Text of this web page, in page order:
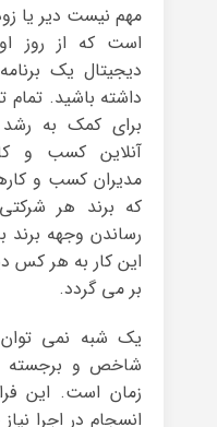
مهم نیست دیر یا
است که از روز
دیجیتال یک
داشته باشید. تمام
برای کمک به
آنلاین کسب و
مدیران کسب و
که برند هر
رساندن وجهه برند
این کار به هر کس
بر می گردد.
یک شبه نمی
شاخص و برجسته
زمان است. این
انسجام در اجرا